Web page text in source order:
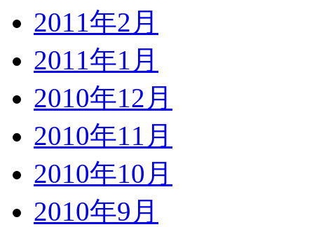
2011年2月
2011年1月
2010年12月
2010年11月
2010年10月
2010年9月